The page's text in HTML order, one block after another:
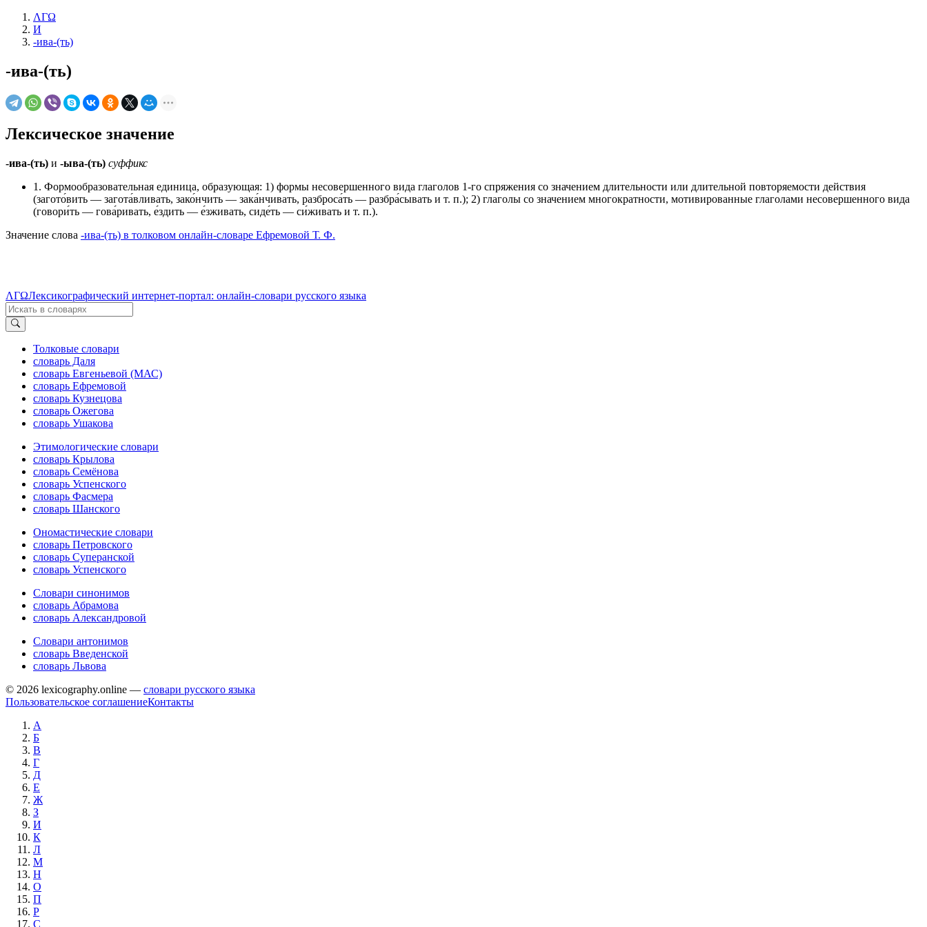
ΛΓΩ
И
-ива-(ть)
-ива-(ть)
Лексическое значение
-ива-(ть) и -ыва-(ть) суффикс
1. Формообразовательная единица, образующая: 1) формы несовершенного вида глаголов 1-го спряжения со значением длительности или длительной повторяемости действия
(загото́вить — загота́вливать, зако́нчить — зака́нчивать, разброса́ть — разбра́сывать и т. п.); 2) глаголы со значением многократности, мотивированные глаголами несовершенного вида
(говори́ть — гова́ривать, е́здить — е́зживать, сиде́ть — си́живать и т. п.).
Значение слова -ива-(ть) в толковом онлайн-словаре Ефремовой Т. Ф.
ΛΓΩЛексикографический интернет-портал: онлайн-словари русского языка
Толковые словари
словарь Даля
словарь Евгеньевой (МАС)
словарь Ефремовой
словарь Кузнецова
словарь Ожегова
словарь Ушакова
Этимологические словари
словарь Крылова
словарь Семёнова
словарь Успенского
словарь Фасмера
словарь Шанского
Ономастические словари
словарь Петровского
словарь Суперанской
словарь Успенского
Словари синонимов
словарь Абрамова
словарь Александровой
Словари антонимов
словарь Введенской
словарь Львова
© 2026 lexicography.online — словари русского языка
Пользовательское соглашениеКонтакты
А
Б
В
Г
Д
Е
Ж
З
И
К
Л
М
Н
О
П
Р
С